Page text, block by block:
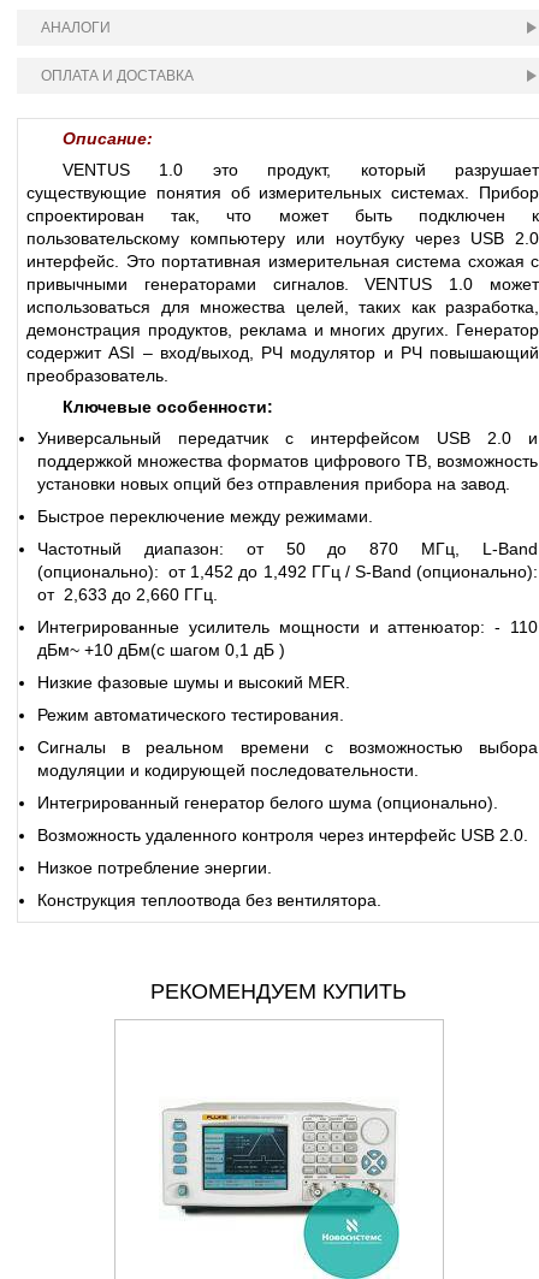
АНАЛОГИ
ОПЛАТА И ДОСТАВКА
Описание:
VENTUS 1.0 это продукт, который разрушает
существующие понятия об измерительных системах. Прибор
спроектирован так, что может быть подключен к
пользовательскому компьютеру или ноутбуку через USB 2.0
интерфейс. Это портативная измерительная система схожая с
привычными генераторами сигналов. VENTUS 1.0 может
использоваться для множества целей, таких как разработка,
демонстрация продуктов, реклама и многих других. Генератор
содержит ASI – вход/выход, РЧ модулятор и РЧ повышающий
преобразователь.
Ключевые особенности:
Универсальный передатчик с интерфейсом USB 2.0 и
поддержкой множества форматов цифрового ТВ, возможность
установки новых опций без отправления прибора на завод.
Быстрое переключение между режимами.
Частотный диапазон: от 50 до 870 МГц, L-Band
(опционально): от 1,452 до 1,492 ГГц / S-Band (опционально):
от 2,633 до 2,660 ГГц.
Интегрированные усилитель мощности и аттенюатор: - 110
дБм~ +10 дБм(с шагом 0,1 дБ )
Низкие фазовые шумы и высокий MER.
Режим автоматического тестирования.
Сигналы в реальном времени с возможностью выбора
модуляции и кодирующей последовательности.
Интегрированный генератор белого шума (опционально).
Возможность удаленного контроля через интерфейс USB 2.0.
Низкое потребление энергии.
Конструкция теплоотвода без вентилятора.
РЕКОМЕНДУЕМ КУПИТЬ